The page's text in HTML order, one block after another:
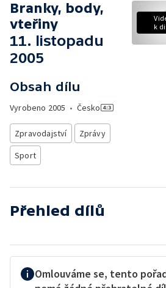
Branky, body,
vteřiny
11. listopadu
2005
Obsah dílu
Vyrobeno 2005 • Česko
Zpravodajství
Zprávy
Sport
k
Přehled dílů
Omlouváme se, tento